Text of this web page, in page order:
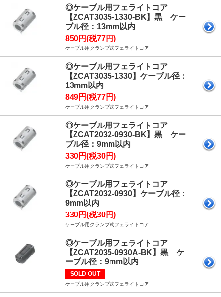
◎ケーブル用フェライトコア
【ZCAT3035-1330-BK】黒 ケー
ブル径：13mm以内
850円(税77円)
ケーブル用クランプ式フェライトコア
◎ケーブル用フェライトコア
【ZCAT3035-1330】ケーブル径：
13mm以内
849円(税77円)
ケーブル用クランプ式フェライトコア
◎ケーブル用フェライトコア
【ZCAT2032-0930-BK】黒 ケー
ブル径：9mm以内
330円(税30円)
ケーブル用クランプ式フェライトコア
◎ケーブル用フェライトコア
【ZCAT2032-0930】ケーブル径：
9mm以内
330円(税30円)
ケーブル用クランプ式フェライトコア
◎ケーブル用フェライトコア
【ZCAT2035-0930A-BK】黒 ケ
ーブル径：9mm以内
SOLD OUT
ケーブル用クランプ式フェライトコア